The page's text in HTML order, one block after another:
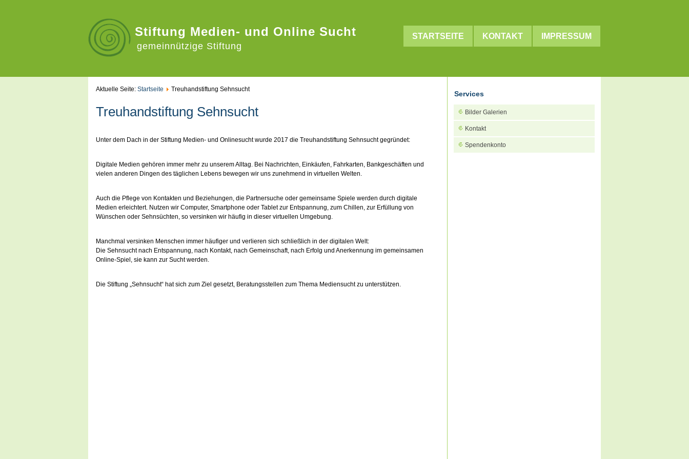
Stiftung Medien- und Online Sucht
gemeinnützige Stiftung
STARTSEITE KONTAKT IMPRESSUM
Aktuelle Seite: Startseite Treuhandstiftung Sehnsucht
Treuhandstiftung Sehnsucht
Unter dem Dach in der Stiftung Medien- und Onlinesucht wurde 2017 die Treuhandstiftung Sehnsucht gegründet:
Digitale Medien gehören immer mehr zu unserem Alltag. Bei Nachrichten, Einkäufen, Fahrkarten, Bankgeschäften und
vielen anderen Dingen des täglichen Lebens bewegen wir uns zunehmend in virtuellen Welten.
Auch die Pflege von Kontakten und Beziehungen, die Partnersuche oder gemeinsame Spiele werden durch digitale
Medien erleichtert. Nutzen wir Computer, Smartphone oder Tablet zur Entspannung, zum Chillen, zur Erfüllung von
Wünschen oder Sehnsüchten, so versinken wir häufig in dieser virtuellen Umgebung.
Manchmal versinken Menschen immer häufiger und verlieren sich schließlich in der digitalen Welt:
Die Sehnsucht nach Entspannung, nach Kontakt, nach Gemeinschaft, nach Erfolg und Anerkennung im gemeinsamen
Online-Spiel, sie kann zur Sucht werden.
Die Stiftung „Sehnsucht“ hat sich zum Ziel gesetzt, Beratungsstellen zum Thema Mediensucht zu unterstützen.
Services
Bilder Galerien
Kontakt
Spendenkonto